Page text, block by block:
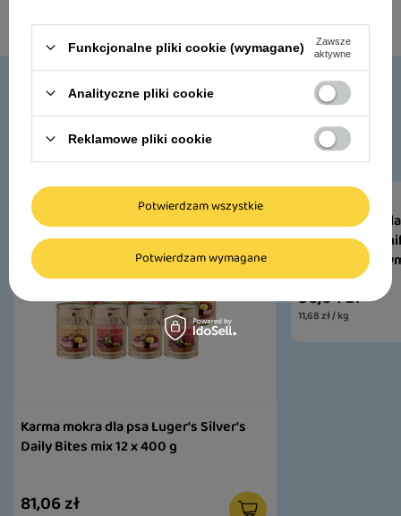
Ulubione produkty dla psów
Karma mokra dla psa Luger's Silver's
Daily Bites mix 12 x 400 g
81,06 zł
Karma mokra
Pleasures z
ryżem
56,04 zł
11,68 zł / kg
Funkcjonalne pliki cookie (wymagane)
Zawsze
aktywne
Analityczne pliki cookie
Reklamowe pliki cookie
Potwierdzam wymagane
Potwierdzam wszystkie